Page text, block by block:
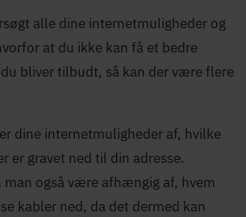
alle dine internetmuligheder og
at du ikke kan få et bedre
bliver tilbudt, så kan der være flere
dine internetmuligheder af, hvilke
er gravet ned til din adresse.
man også være afhængig af, hvem
kabler ned, da det dermed kan